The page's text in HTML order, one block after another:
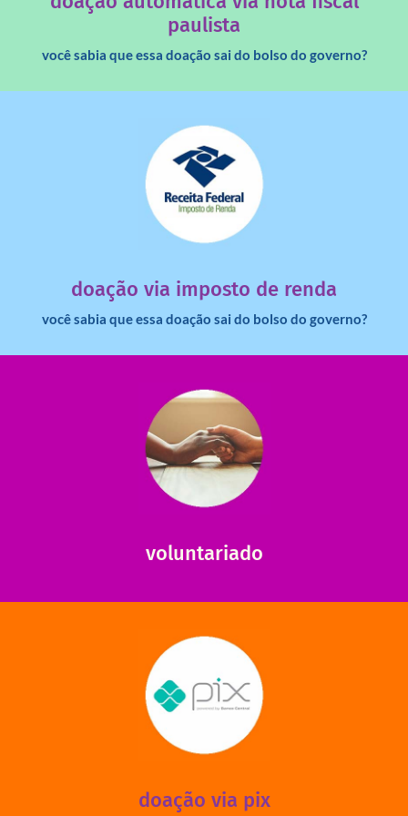
paulista
você sabia que essa doação sai do bolso do governo?
doação via imposto de renda
você sabia que essa doação sai do bolso do governo?
dinheiro deixa de ir para o governo?
saiba mais
voluntariado
ajudar com certos assuntos. Entre em contato conosco e
saiba como nos ajudar.
saiba mais
doação via pix
via PIX? Elas também são muito importantes para
mantermos nossas unidades em funcionamento!
saiba mais